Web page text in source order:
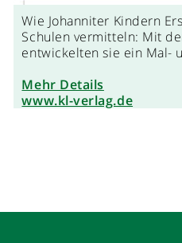
Wie Johanniter Kindern
Schulen vermitteln: Mit
entwickelten sie ein Mal-
Mehr Details
www.kl-verlag.de